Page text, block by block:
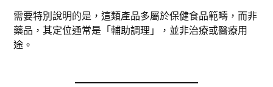
需要特別說明的是，這類產品多屬於保健食品範疇，而非
藥品，其定位通常是「輔助調理」，並非治療或醫療用
途。